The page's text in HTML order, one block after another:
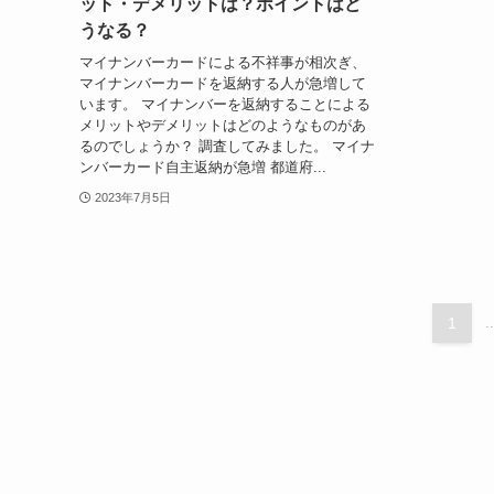
ット・デメリットは？ポイントはど
うなる？
マイナンバーカードによる不祥事が相次ぎ、
マイナンバーカードを返納する人が急増して
います。 マイナンバーを返納することによる
メリットやデメリットはどのようなものがあ
るのでしょうか？ 調査してみました。 マイナ
ンバーカード自主返納が急増 都道府...
2023年7月5日
1